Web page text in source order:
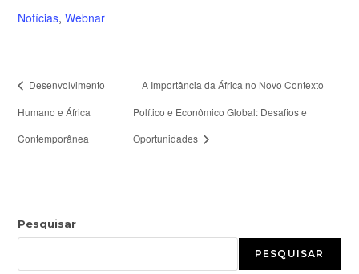
Notícias,Webnar
Desenvolvimento
Humano e África
Contemporânea
A Importância da África no Novo Contexto
Político e Econômico Global: Desafios e
Oportunidades
Pesquisar
PESQUISAR